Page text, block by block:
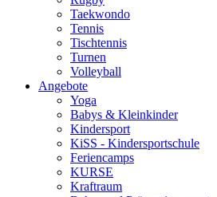
Taekwondo
Tennis
Tischtennis
Turnen
Volleyball
Angebote
Yoga
Babys & Kleinkinder
Kindersport
KiSS - Kindersportschule
Feriencamps
KURSE
Kraftraum